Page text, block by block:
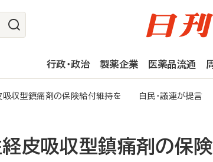
行政・政治 製薬企業 医薬品流通
吸収型鎮痛剤の保険給付維持を 自民・議連が提言
皮吸収型鎮痛剤の保